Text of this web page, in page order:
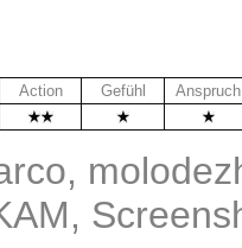
Action Gefühl Anspruch